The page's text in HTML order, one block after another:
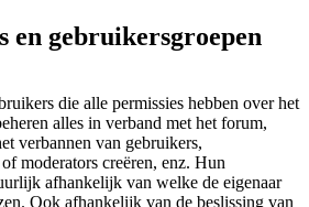
en gebruikersgroepen
die alle permissies hebben over het
alles in verband met het forum,
verbannen van gebruikers,
moderators creëren, enz. Hun
afhankelijk van welke de eigenaar
Ook afhankelijk van de beslissing van